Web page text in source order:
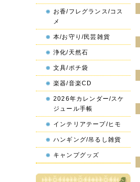
お香/フレグランス/コス
メ
本/お守り/民芸雑貨
浄化/天然石
文具/ポチ袋
楽器/音楽CD
2026年カレンダー/スケ
ジュール手帳
インテリアテープ/ヒモ
ハンギング/吊るし雑貨
キャンプグッズ